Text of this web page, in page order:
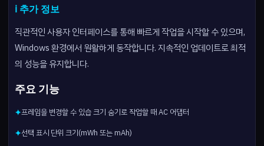
ℹ️ 추가 정보
직관적인 사용자 인터페이스를 통해 빠르게 작업을 시작할 수 있으며,
Windows 환경에서 원활하게 동작합니다. 지속적인 업데이트로 최적
의 성능을 유지합니다.
주요 기능
✦프레임을 변경할 수 있습 크기 숨기로 작업할 때 AC 어댑터
✦선택 표시 단위 크기(mWh 또는 mAh)